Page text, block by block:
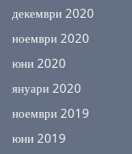
декември 2020
ноември 2020
юни 2020
януари 2020
ноември 2019
юни 2019